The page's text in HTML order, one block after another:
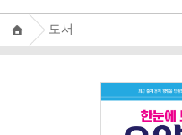
도서